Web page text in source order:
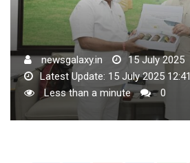
newsgalaxy.in
15 July 2025
Latest Update: 15 July 2025 12:41
Less than a minute
0